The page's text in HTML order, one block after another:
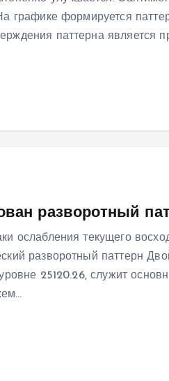
графике формируется
паттерна является
разворотный
ослабления текущего
разворотный паттерн
25120.26, служит